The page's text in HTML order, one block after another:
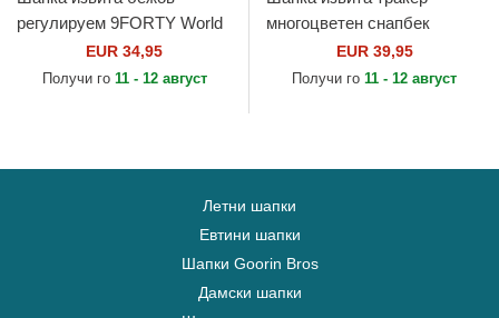
регулируем 9FORTY World
Series на New York Yankees
MLB от New Era
EUR 34,95
Получи го 11 - 12 август
многоцветен снапбек
Goorin Bros. Cock Team
Rooster Original Recipe
EUR 39,95
Получи го 11 - 12 август
Летни шапки
Евтини шапки
Шапки Goorin Bros
Дамски шапки